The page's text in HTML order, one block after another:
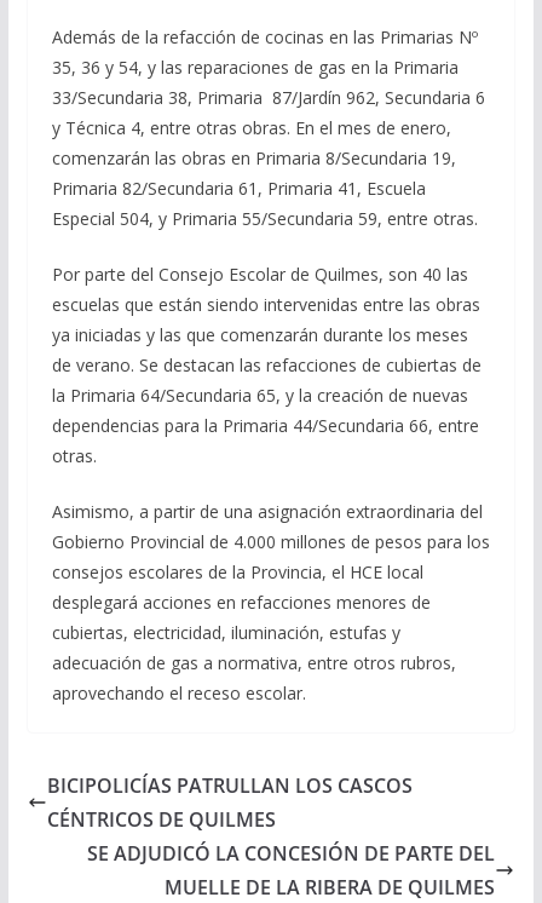
Además de la refacción de cocinas en las Primarias Nº
35, 36 y 54, y las reparaciones de gas en la Primaria
33/Secundaria 38, Primaria 87/Jardín 962, Secundaria 6
y Técnica 4, entre otras obras. En el mes de enero,
comenzarán las obras en Primaria 8/Secundaria 19,
Primaria 82/Secundaria 61, Primaria 41, Escuela
Especial 504, y Primaria 55/Secundaria 59, entre otras.
Por parte del Consejo Escolar de Quilmes, son 40 las
escuelas que están siendo intervenidas entre las obras
ya iniciadas y las que comenzarán durante los meses
de verano. Se destacan las refacciones de cubiertas de
la Primaria 64/Secundaria 65, y la creación de nuevas
dependencias para la Primaria 44/Secundaria 66, entre
otras.
Asimismo, a partir de una asignación extraordinaria del
Gobierno Provincial de 4.000 millones de pesos para los
consejos escolares de la Provincia, el HCE local
desplegará acciones en refacciones menores de
cubiertas, electricidad, iluminación, estufas y
adecuación de gas a normativa, entre otros rubros,
aprovechando el receso escolar.
BICIPOLICÍAS PATRULLAN LOS CASCOS
CÉNTRICOS DE QUILMES
SE ADJUDICÓ LA CONCESIÓN DE PARTE DEL
MUELLE DE LA RIBERA DE QUILMES